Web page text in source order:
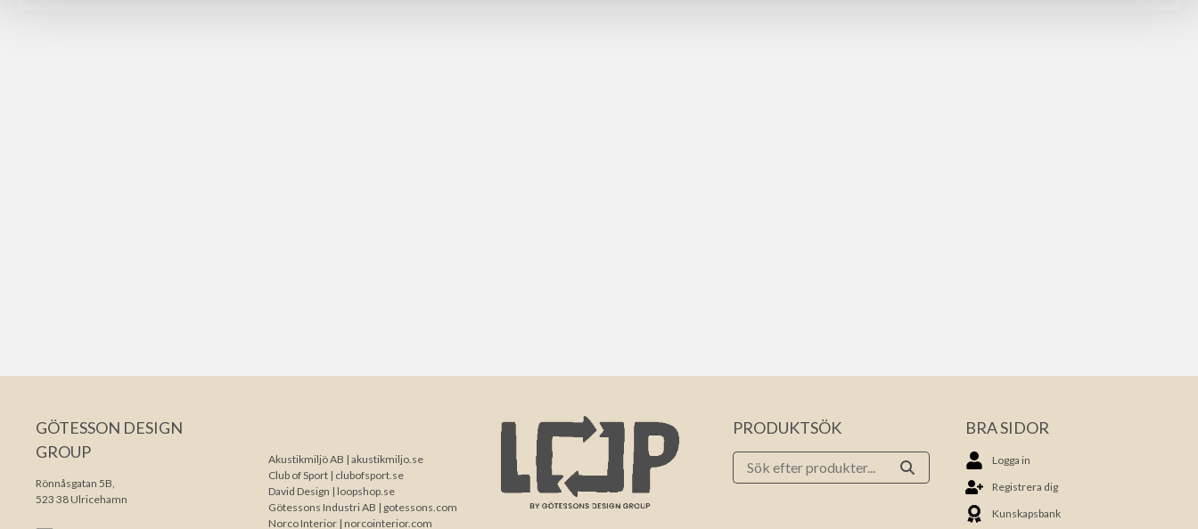
GÖTESSON DESIGN
GROUP
Rönnåsgatan 5B,
523 38 Ulricehamn
Akustikmiljö AB | akustikmiljo.se
Club of Sport | clubofsport.se
David Design | loopshop.se
Götessons Industri AB | gotessons.com
Norco Interior | norcointerior.com
PRODUKTSÖK BRA SIDOR
Logga in
Registrera dig
Kunskapsbank